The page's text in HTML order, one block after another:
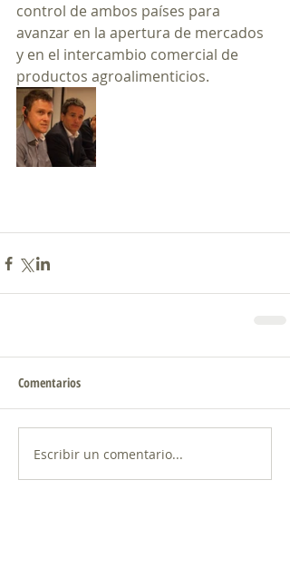
control de ambos países para
avanzar en la apertura de mercados
y en el intercambio comercial de
productos agroalimenticios.
Comentarios
Escribir un comentario...